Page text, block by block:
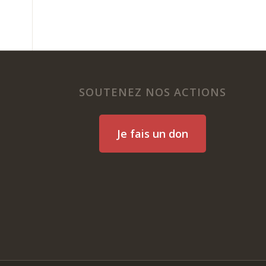
SOUTENEZ NOS ACTIONS
Je fais un don